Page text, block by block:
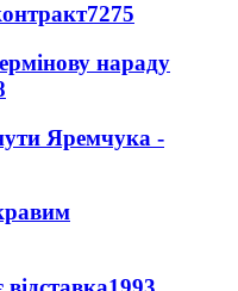
7275
нараду
Яремчука -